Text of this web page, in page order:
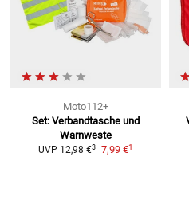
Moto112+
Set: Verbandtasche und
Warnweste
UVP 12,98 €3 7,99 €1